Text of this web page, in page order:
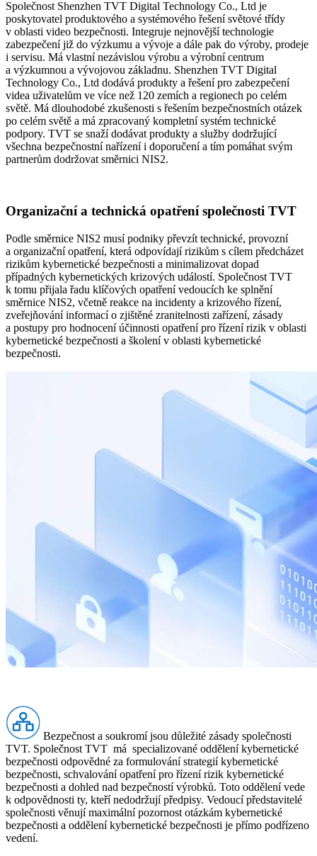
Společnost Shenzhen TVT Digital Technology Co., Ltd je
poskytovatel produktového a systémového řešení světové třídy
v oblasti video bezpečnosti. Integruje nejnovější technologie
zabezpečení již do výzkumu a vývoje a dále pak do výroby, prodeje
i servisu. Má vlastní nezávislou výrobu a výrobní centrum
a výzkumnou a vývojovou základnu. Shenzhen TVT Digital
Technology Co., Ltd dodává produkty a řešení pro zabezpečení
videa uživatelům ve více než 120 zemích a regionech po celém
světě. Má dlouhodobé zkušenosti s řešením bezpečnostních otázek
po celém světě a má zpracovaný kompletní systém technické
podpory. TVT se snaží dodávat produkty a služby dodržující
všechna bezpečnostní nařízení i doporučení a tím pomáhat svým
partnerům dodržovat směrnici NIS2.
Organizační a technická opatření společnosti TVT
Podle směrnice NIS2 musí podniky převzít technické, provozní
a organizační opatření, která odpovídají rizikům s cílem předcházet
rizikům kybernetické bezpečnosti a minimalizovat dopad
případných kybernetických krizových událostí. Společnost TVT
k tomu přijala řadu klíčových opatření vedoucích ke splnění
směrnice NIS2, včetně reakce na incidenty a krizového řízení,
zveřejňování informací o zjištěné zranitelnosti zařízení, zásady
a postupy pro hodnocení účinnosti opatření pro řízení rizik v oblasti
kybernetické bezpečnosti a školení v oblasti kybernetické
bezpečnosti.
Bezpečnost a soukromí jsou důležité zásady společnosti
TVT. Společnost TVT má specializované oddělení kybernetické
bezpečnosti odpovědné za formulování strategií kybernetické
bezpečnosti, schvalování opatření pro řízení rizik kybernetické
bezpečnosti a dohled nad bezpečností výrobků. Toto oddělení vede
k odpovědnosti ty, kteří nedodržují předpisy. Vedoucí představitelé
společnosti věnují maximální pozornost otázkám kybernetické
bezpečnosti a oddělení kybernetické bezpečnosti je přímo podřízeno
vedení.